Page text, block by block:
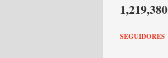
1,219,380
SEGUIDORES